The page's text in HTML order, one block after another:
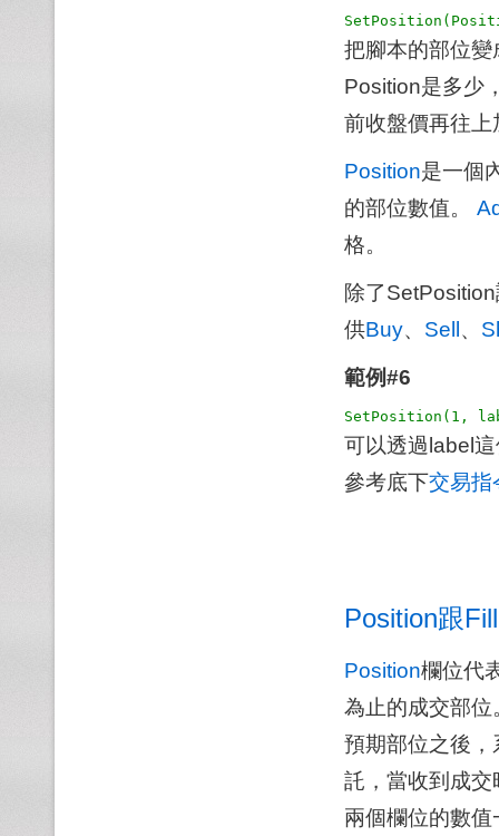
把腳本的部位
Position是多少
前收盤價再往上
Position是一個
的部位數值。
格。
除了
供Buy、 Sell 、
範例#6
可以透過label
參考底下交易指
Position跟
Position欄位代
為止的成交部
預期部位之後
託，當收到成
兩個欄位的數